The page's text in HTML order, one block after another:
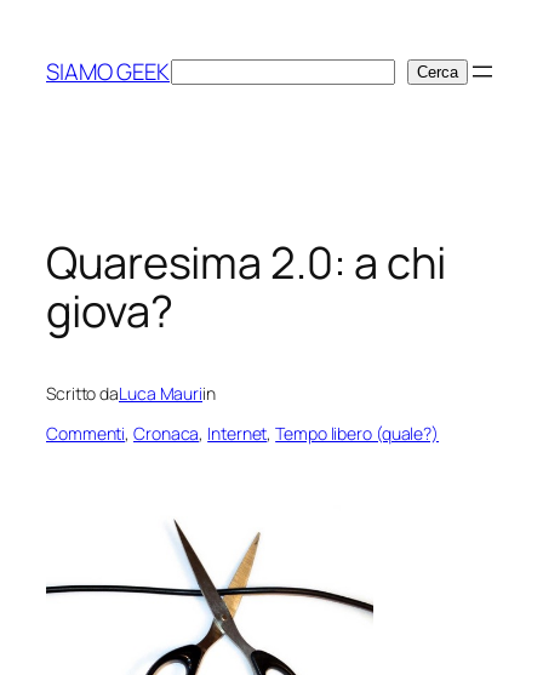
contenuto
SIAMO GEEKCerca Cerca
Quaresima 2.0: a chi
giova?
Scritto daLuca Mauriin
Commenti, Cronaca, Internet, Tempo libero (quale?)